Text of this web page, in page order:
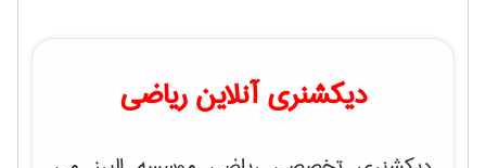
دیکشنری آنلاین ریاضی